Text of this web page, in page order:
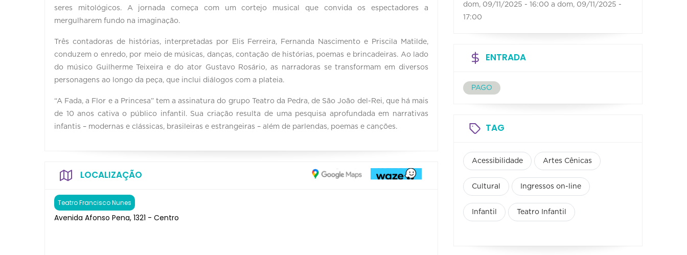
seres mitológicos. A jornada começa com um cortejo musical que convida os espectadores a
mergulharem fundo na imaginação.
Três contadoras de histórias, interpretadas por Elis Ferreira, Fernanda Nascimento e Priscila Matilde,
conduzem o enredo, por meio de músicas, danças, contação de histórias, poemas e brincadeiras. Ao lado
do músico Guilherme Teixeira e do ator Gustavo Rosário, as narradoras se transformam em diversos
personagens ao longo da peça, que inclui diálogos com a plateia.
“A Fada, a Flor e a Princesa” tem a assinatura do grupo Teatro da Pedra, de São João del-Rei, que há mais
de 10 anos cativa o público infantil. Sua criação resulta de uma pesquisa aprofundada em narrativas
infantis – modernas e clássicas, brasileiras e estrangeiras – além de parlendas, poemas e canções.
LOCALIZAÇÃO
Teatro Francisco Nunes
Avenida Afonso Pena, 1321 - Centro
dom, 09/11/2025 - 16:00 a dom, 09/11/2025 -
17:00
ENTRADA
PAGO
TAG
Acessibilidade Artes Cênicas
Cultural Ingressos on-line
Infantil Teatro Infantil